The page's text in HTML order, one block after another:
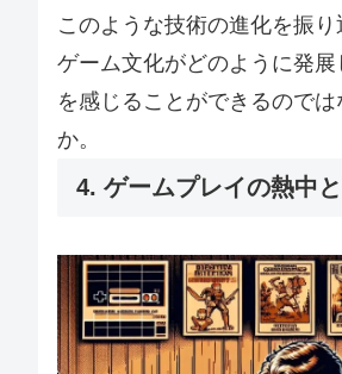
このような技術の進化を振り
ゲーム文化がどのように発
を感じることができるのでは
か。
4. ゲームプレイの熱中